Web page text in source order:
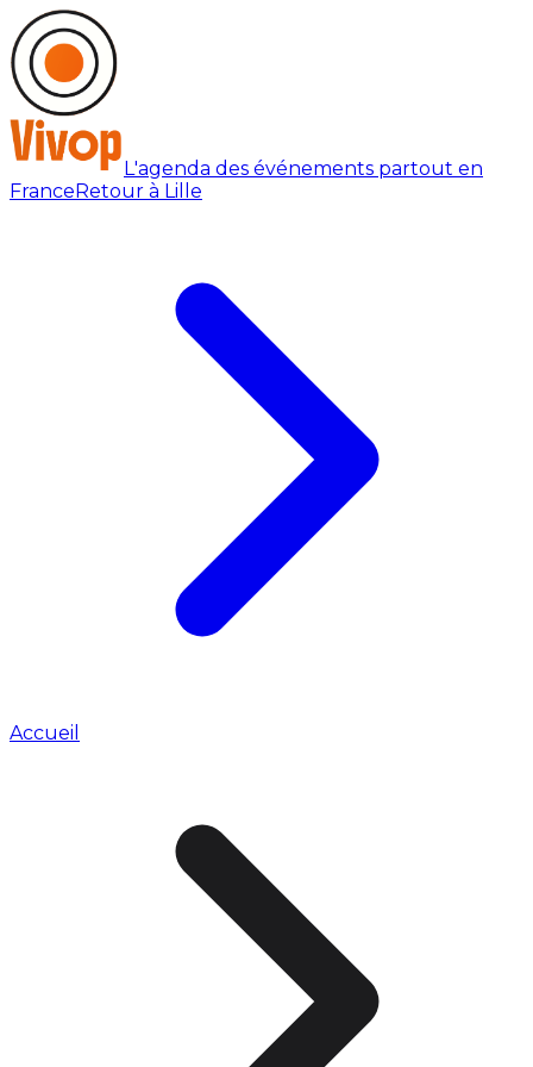
L'agenda des événements partout en
FranceRetour à Lille
Accueil